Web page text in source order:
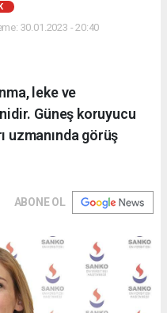
30.01.2023 - 20:40
leke ve
Güneş koruyucu
uzmanında görüş
ABONE OL